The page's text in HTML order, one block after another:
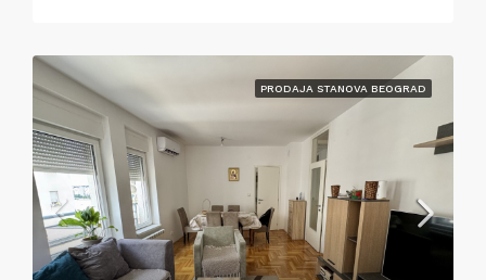
PRODAJA STANOVA BEOGRAD